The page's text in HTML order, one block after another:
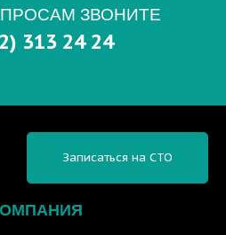
ЗВОНИТЕ
313 24 24
Записаться на СТО